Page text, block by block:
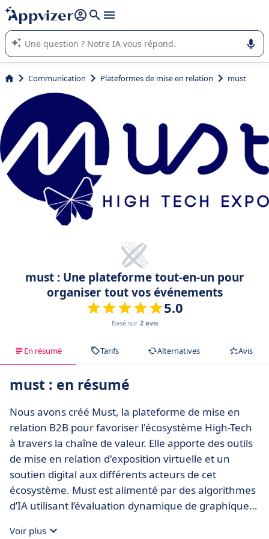
répondre (plusieurs lignes avec
L'IA de Appvizer vous guide dans l'utilisation ou la sélection de
logiciel SaaS en entreprise.
Communication Plateformes de mise en relation must
must : Une plateforme tout-en-un pour
organiser tout vos événements
5.0
Basé sur 2 avis
En résumé Tarifs Alternatives Avis
must : en résumé
Nous avons créé Must, la plateforme de mise en
relation B2B pour favoriser l'écosystème High-Tech
à travers la chaîne de valeur. Elle apporte des outils
de mise en relation d'exposition virtuelle et un
soutien digital aux différents acteurs de cet
écosystème. Must est alimenté par des algorithmes
d’IA utilisant l’évaluation dynamique de graphiques
Voir plus